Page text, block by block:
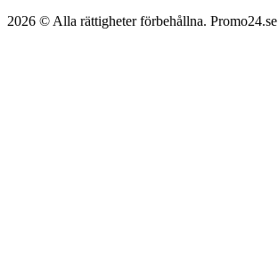
2026 © Alla rättigheter förbehållna. Promo24.se